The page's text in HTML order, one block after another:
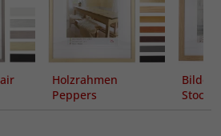
Holzrahmen
Peppers